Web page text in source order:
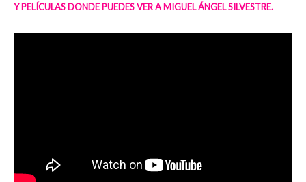
Y PELÍCULAS DONDE PUEDES VER A MIGUEL ÁNGEL SILVESTRE.